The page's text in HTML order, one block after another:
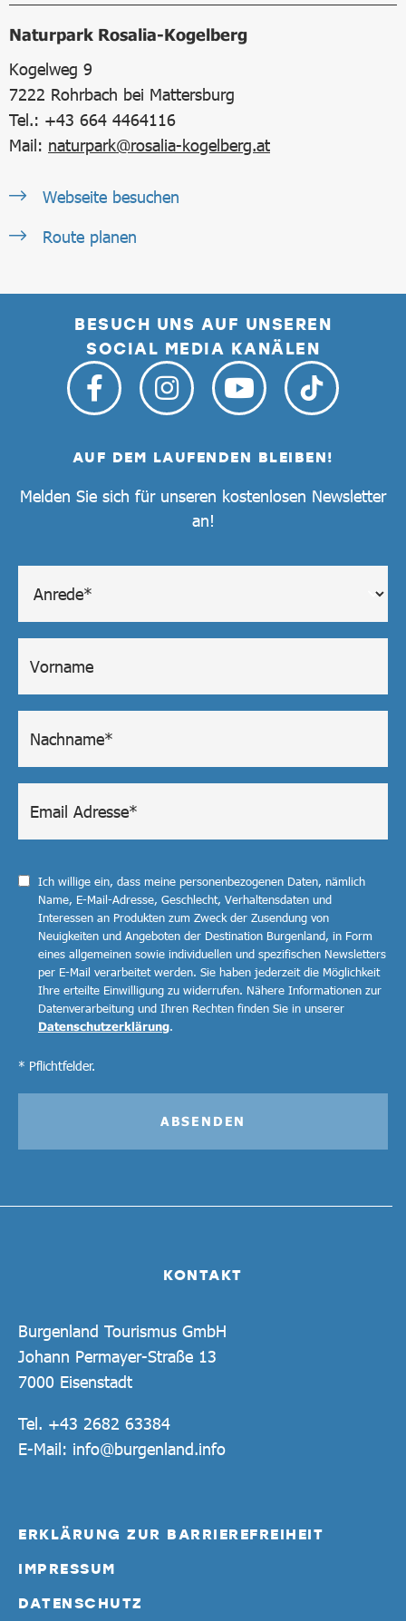
Naturpark Rosalia-Kogelberg
Kogelweg 9
7222 Rohrbach bei Mattersburg
Tel.: +43 664 4464116
Mail: naturpark@rosalia-kogelberg.at
Webseite besuchen
Route planen
BESUCH UNS AUF UNSEREN
SOCIAL MEDIA KANÄLEN
KONTAKT
Burgenland Tourismus GmbH
Johann Permayer-Straße 13
7000 Eisenstadt
Tel. +43 2682 63384
E-Mail: info@burgenland.info
ERKLÄRUNG ZUR BARRIEREFREIHEIT
IMPRESSUM
DATENSCHUTZ
AUF DEM LAUFENDEN BLEIBEN!
Melden Sie sich für unseren kostenlosen Newsletter
an!
Ich willige ein, dass meine personenbezogenen Daten, nämlich
Name, E-Mail-Adresse, Geschlecht, Verhaltensdaten und
Interessen an Produkten zum Zweck der Zusendung von
Neuigkeiten und Angeboten der Destination Burgenland, in Form
eines allgemeinen sowie individuellen und spezifischen Newsletters
per E-Mail verarbeitet werden. Sie haben jederzeit die Möglichkeit
Ihre erteilte Einwilligung zu widerrufen. Nähere Informationen zur
Datenverarbeitung und Ihren Rechten finden Sie in unserer
Datenschutzerklärung.
* Pflichtfelder.
ABSENDEN